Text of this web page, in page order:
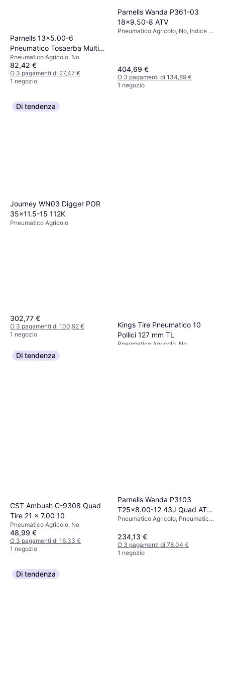
Parnells 13x5.00-6
Pneumatico Tosaerba Multi
Turf 4 Strati
Pneumatico Agricolo, No
82,42 €
O 3 pagamenti di 27,47 €
1 negozio
Parnells Wanda P361-03
18x9.50-8 ATV
Pneumatico Agricolo, No, Indice di
404,69 €
O 3 pagamenti di 134,89 €
1 negozio
Di tendenza
Journey WN03 Digger POR
35x11.5-15 112K
Pneumatico Agricolo
302,77 €
O 3 pagamenti di 100,92 €
1 negozio
Kings Tire Pneumatico 10
Pollici 127 mm TL
Pneumatico Agricolo, No
Di tendenza
CST Ambush C-9308 Quad
Tire 21 x 7.00 10
Pneumatico Agricolo, No
48,99 €
O 3 pagamenti di 16,33 €
1 negozio
Parnells Wanda P3103
T25x8.00-12 43J Quad ATV,
2 Tires
Pneumatico Agricolo, Pneumatici
km/h)
234,13 €
O 3 pagamenti di 78,04 €
1 negozio
Di tendenza